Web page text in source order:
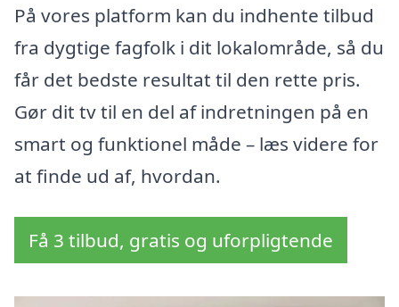
På vores platform kan du indhente tilbud
fra dygtige fagfolk i dit lokalområde, så du
får det bedste resultat til den rette pris.
Gør dit tv til en del af indretningen på en
smart og funktionel måde – læs videre for
at finde ud af, hvordan.
Få 3 tilbud, gratis og uforpligtende